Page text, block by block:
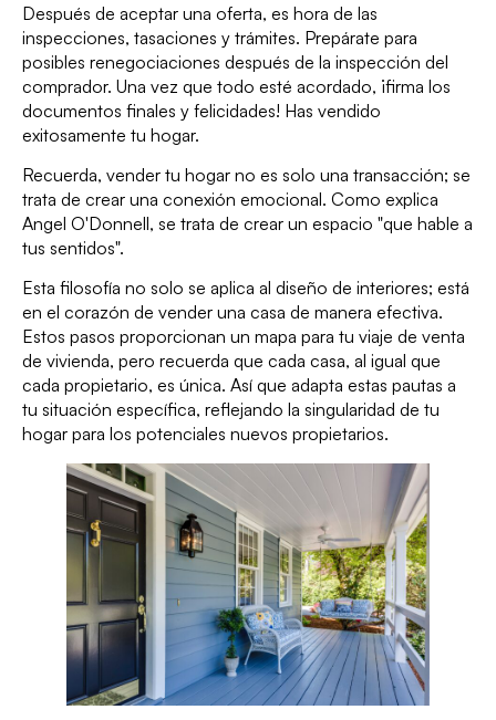
Después de aceptar una oferta, es hora de las
inspecciones, tasaciones y trámites. Prepárate para
posibles renegociaciones después de la inspección del
comprador. Una vez que todo esté acordado, ¡firma los
documentos finales y felicidades! Has vendido
exitosamente tu hogar.
Recuerda, vender tu hogar no es solo una transacción; se
trata de crear una conexión emocional. Como explica
Angel O'Donnell, se trata de crear un espacio "que hable a
tus sentidos".
Esta filosofía no solo se aplica al diseño de interiores; está
en el corazón de vender una casa de manera efectiva.
Estos pasos proporcionan un mapa para tu viaje de venta
de vivienda, pero recuerda que cada casa, al igual que
cada propietario, es única. Así que adapta estas pautas a
tu situación específica, reflejando la singularidad de tu
hogar para los potenciales nuevos propietarios.